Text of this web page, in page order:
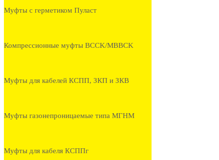
Муфты с герметиком Пуласт
Компрессионные муфты BCCK/MBBCK
Муфты для кабелей КСПП, ЗКП и ЗКВ
Муфты газонепроницаемые типа МГНМ
Муфты для кабеля КСППг